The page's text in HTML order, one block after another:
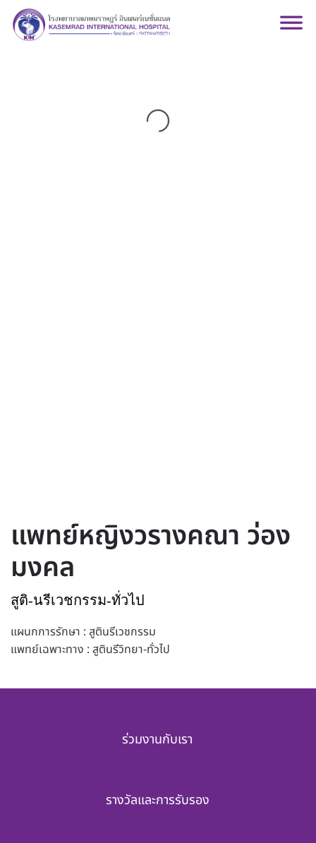
แพทย์หญิงวรางคณา ว่อง
มงคล
สูติ-นรีเวชกรรม-ทั่วไป
แผนกการรักษา : สูตินรีเวชกรรม
แพทย์เฉพาะทาง : สูตินรีวิทยา-ทั่วไป
ร่วมงานกับเรา
รางวัลและการรับรอง